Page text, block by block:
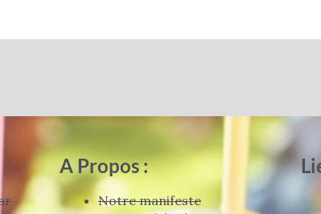
A Propos :
Notre manifeste